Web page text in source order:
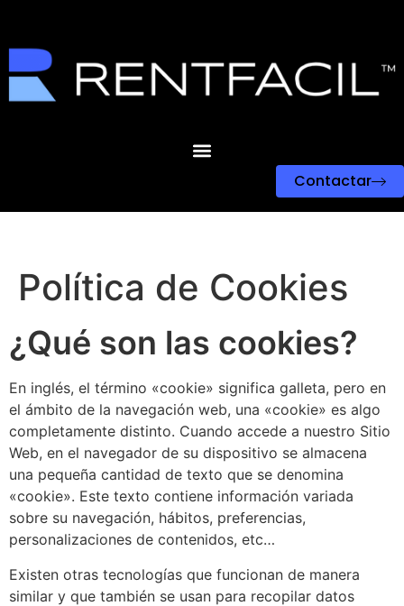
Contactar
Política de Cookies
¿Qué son las cookies?
En inglés, el término «cookie» significa galleta, pero en
el ámbito de la navegación web, una «cookie» es algo
completamente distinto. Cuando accede a nuestro Sitio
Web, en el navegador de su dispositivo se almacena
una pequeña cantidad de texto que se denomina
«cookie». Este texto contiene información variada
sobre su navegación, hábitos, preferencias,
personalizaciones de contenidos, etc…
Existen otras tecnologías que funcionan de manera
similar y que también se usan para recopilar datos